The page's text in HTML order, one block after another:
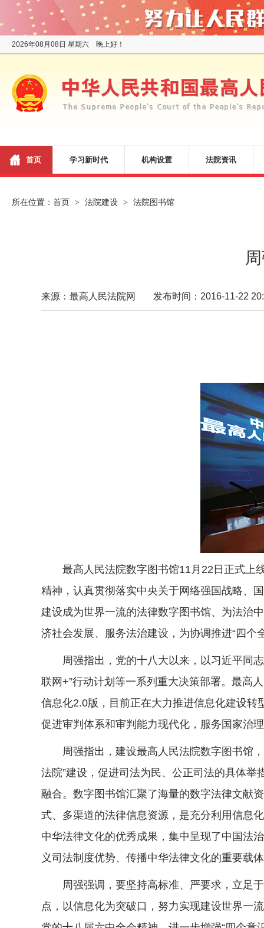
2026年08月08日 星期六 晚上好！
首页 学习新时代 机构设置 法院资讯
所在位置： 首页 > 法院建设 > 法院图书馆
来源：最高人民法院网 发布时间：2016-11-22
最高人民法院数字图书馆11月22日正式上线
精神，认真贯彻落实中央关于网络强国战略、
建设成为世界一流的法律数字图书馆、为法治
济社会发展、服务法治建设，为协调推进“四
周强指出，党的十八大以来，以习近平同志
联网+”行动计划等一系列重大决策部署。最高
信息化2.0版，目前正在大力推进信息化建设转
促进审判体系和审判能力现代化，服务国家治
周强指出，建设最高人民法院数字图书馆，
法院”建设，促进司法为民、公正司法的具体
融合。数字图书馆汇聚了海量的数字法律文献
式、多渠道的法律信息资源，是充分利用信息
中华法律文化的优秀成果，集中呈现了中国法
义司法制度优势、传播中华法律文化的重要载
周强强调，要坚持高标准、严要求，立足于
点，以信息化为突破口，努力实现建设世界一